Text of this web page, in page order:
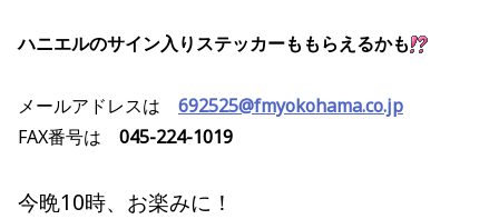
ハニエルのサイン入りステッカーももらえるかも
メールアドレスは
692525@fmyokohama.co.jp
FAX番号は 045-224-1019
今晩10時、お楽みに！